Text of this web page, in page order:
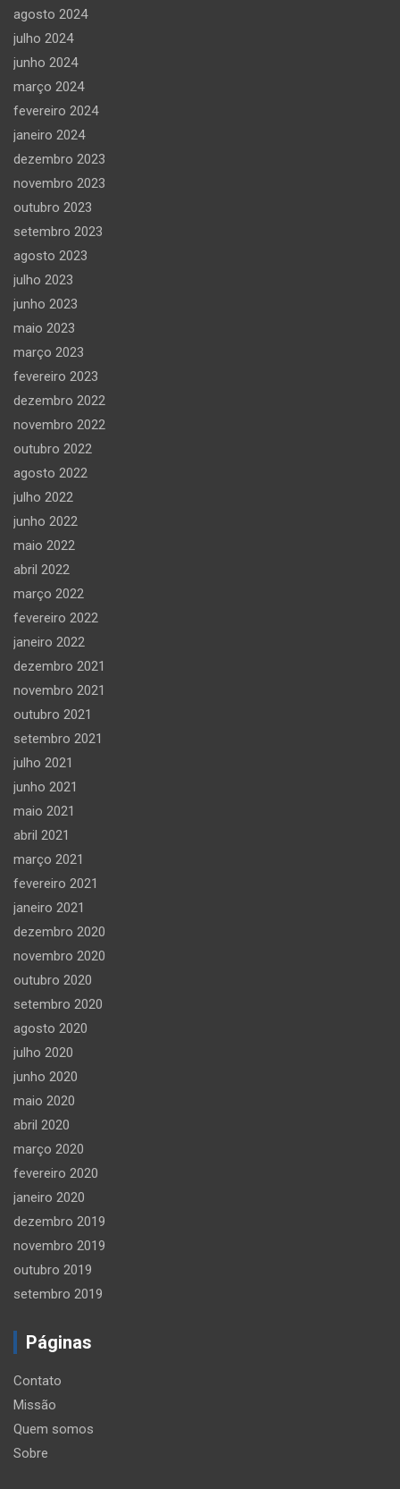
agosto 2024
julho 2024
junho 2024
março 2024
fevereiro 2024
janeiro 2024
dezembro 2023
novembro 2023
outubro 2023
setembro 2023
agosto 2023
julho 2023
junho 2023
maio 2023
março 2023
fevereiro 2023
dezembro 2022
novembro 2022
outubro 2022
agosto 2022
julho 2022
junho 2022
maio 2022
abril 2022
março 2022
fevereiro 2022
janeiro 2022
dezembro 2021
novembro 2021
outubro 2021
setembro 2021
julho 2021
junho 2021
maio 2021
abril 2021
março 2021
fevereiro 2021
janeiro 2021
dezembro 2020
novembro 2020
outubro 2020
setembro 2020
agosto 2020
julho 2020
junho 2020
maio 2020
abril 2020
março 2020
fevereiro 2020
janeiro 2020
dezembro 2019
novembro 2019
outubro 2019
setembro 2019
Páginas
Contato
Missão
Quem somos
Sobre